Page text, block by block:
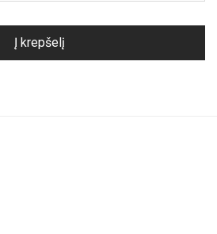
Į krepšelį